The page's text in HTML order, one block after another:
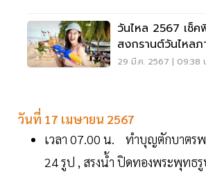
วันไหล 2567 เช็
สงกรานต์วันไหล
29 มี.ค. 2567 | 09:38
วันที่ 17 เมษายน 2567
เวลา 07.00 น. ทำบุญตักบาตร
24 รูป , สรงน้ำ ปิดทองพระพุทธ